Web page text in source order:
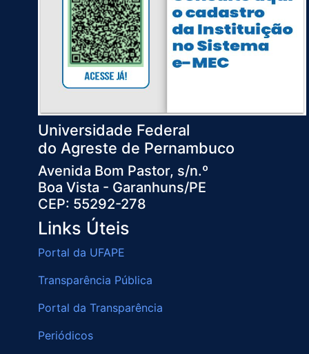
Universidade Federal
do Agreste de Pernambuco
Avenida Bom Pastor, s/n.º
Boa Vista - Garanhuns/PE
CEP: 55292-278
Links Úteis
Portal da UFAPE
Transparência Pública
Portal da Transparência
Periódicos